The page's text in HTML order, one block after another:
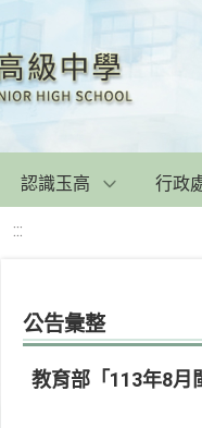
認識玉高 行政
:::
公告彙整
教育部「113年8月